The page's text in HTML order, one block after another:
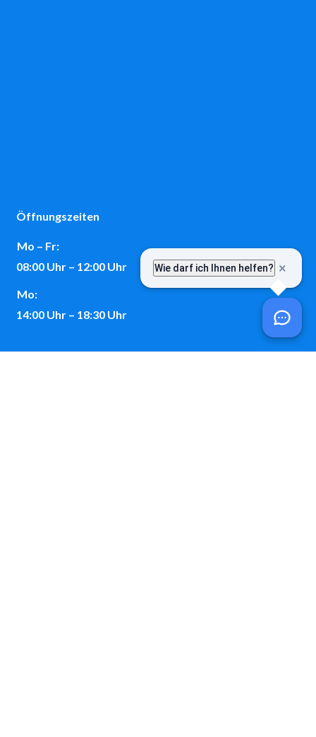
Öffnungszeiten
Mo – Fr:
08:00 Uhr – 12:00 Uhr
Mo:
14:00 Uhr – 18:30 Uhr